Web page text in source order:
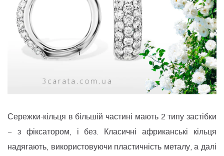
Сережки-кільця в більшій частині мають 2 типу застібки
− з фіксатором, і без. Класичні африканські кільця
надягають, використовуючи пластичність металу, а далі